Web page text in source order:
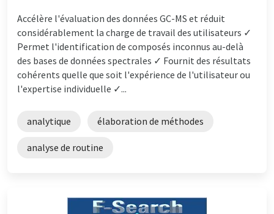
Accélère l'évaluation des données GC-MS et réduit
considérablement la charge de travail des utilisateurs ✓
Permet l'identification de composés inconnus au-delà
des bases de données spectrales ✓ Fournit des résultats
cohérents quelle que soit l'expérience de l'utilisateur ou
l'expertise individuelle ✓...
analytique élaboration de méthodes
analyse de routine